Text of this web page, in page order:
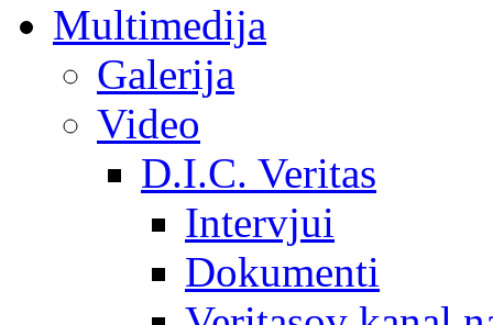
Multimedija
Galerija
Video
D.I.C. Veritas
Intervjui
Dokumenti